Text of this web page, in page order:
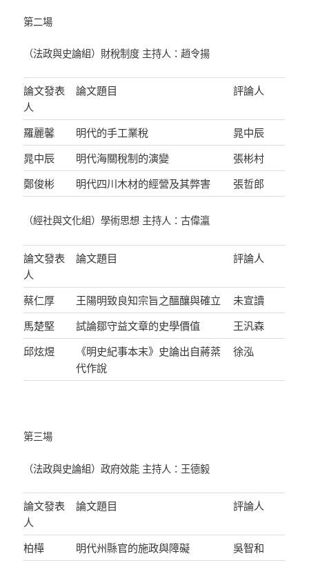
第二場
（法政與史論組）財稅制度 主持人：趙令揚
論文發表
人
論文題目 評論人
羅麗馨 明代的手工業稅
晁中辰
晁中辰
明代海關稅制的演變
張彬村
鄭俊彬
明代四川木材的經營及其弊害 張哲郎
（經社與文化組）學術思想 主持人：古偉瀛
論文發表
人
論文題目 評論人
蔡仁厚 王陽明致良知宗旨之醞釀與確立
未宣讀
馬楚堅
試論鄒守益文章的史學價值
王汎森
邱炫煜
《明史紀事本末》史論出自蔣棻
代作說
徐泓
第三場
（法政與史論組）政府效能 主持人：王德毅
論文發表
人
論文題目 評論人
柏樺 明代州縣官的施政與障礙
吳智和